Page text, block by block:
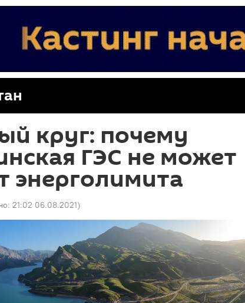
круг: почему
ГЭС не может
энерголимита
21:02 06.08.2021)